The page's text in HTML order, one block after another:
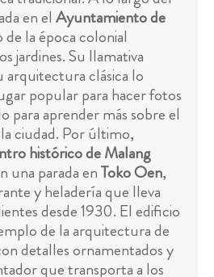
en el Ayuntamiento de
la época colonial
jardines. Su llamativa
arquitectura clásica lo
popular para hacer fotos
para aprender más sobre el
ciudad. Por último,
histórico de Malang
una parada enToko Oen,
y heladería que lleva
desde 1930. El edificio
de la arquitectura de
detalles ornamentados y
que transporta a los